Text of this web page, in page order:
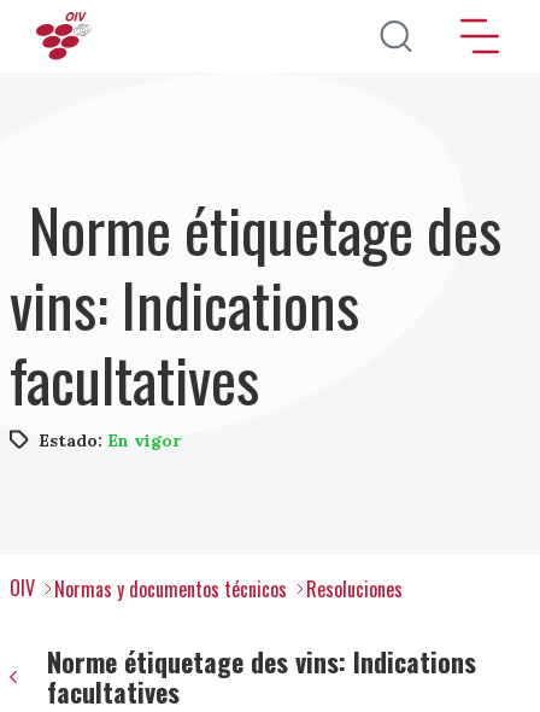
Pasar al contenido principal
Norme étiquetage des
vins: Indications
facultatives
Estado: En vigor
OIV Normas y documentos técnicos Resoluciones
Norme étiquetage des vins: Indications
facultatives